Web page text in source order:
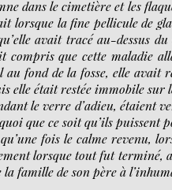
dans le cimetière et les
lorsque la fine pellicule de
avait tracé au-dessus
compris que cette maladie
fond de la fosse, elle avait
elle était restée immobile sur
le verre d’adieu,
que ce soit qu’ils puissent
fois le calme revenu,
lorsque tout fut terminé,
la famille de son père à